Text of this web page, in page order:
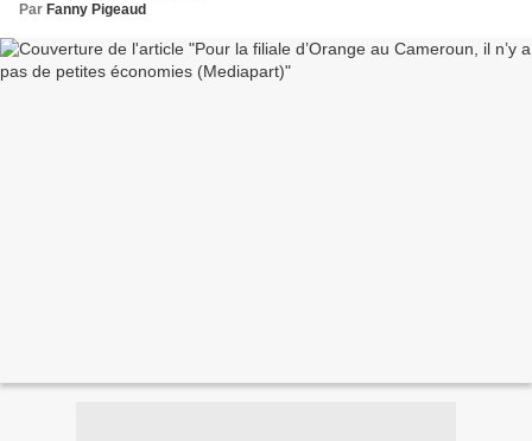
Par Fanny Pigeaud